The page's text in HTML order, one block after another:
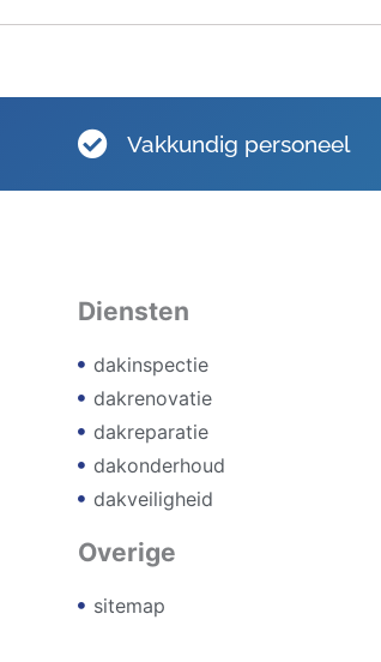
Vakkundig personeel
Diensten
dakinspectie
dakrenovatie
dakreparatie
dakonderhoud
dakveiligheid
Overige
sitemap